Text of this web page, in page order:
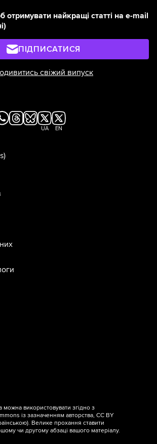
отримувати найкращі статті на e-mail
ПІДПИСАТИСЯ
свіжий випуск
UA EN
можна використовувати згідно з
із зазначенням авторства, CC BY
). Велике прохання ставити
чи другому абзаці вашого матеріалу.